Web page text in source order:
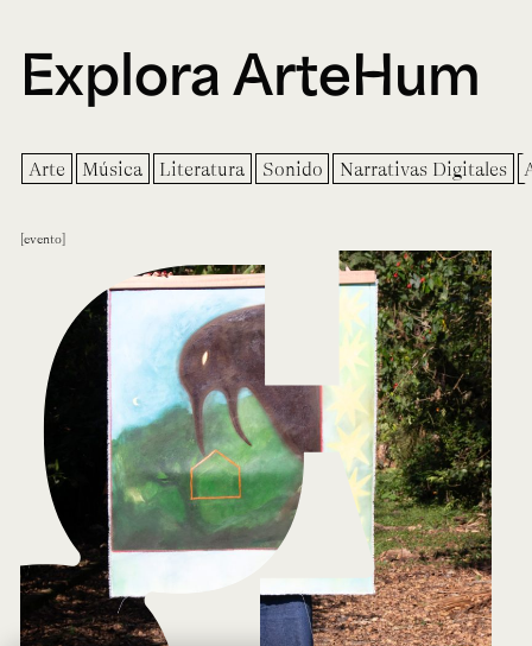
Explora ArteHum
Arte Música Literatura Sonido Narrativas Digitales
evento